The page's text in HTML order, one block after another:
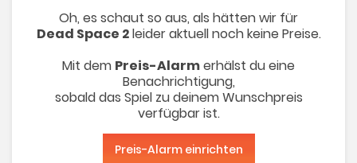
Oh, es schaut so aus, als hätten wir für
Dead Space 2leider aktuell noch keine Preise.
Mit dem Preis-Alarmerhälst du eine
Benachrichtigung,
sobald das Spiel zu deinem Wunschpreis
verfügbar ist.
Preis-Alarm einrichten